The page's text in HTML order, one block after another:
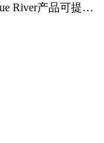
River产品可提升